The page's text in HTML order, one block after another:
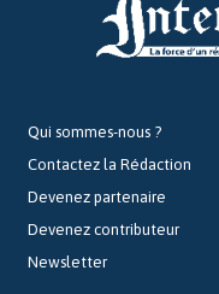
Qui sommes-nous ?
Contactez la Rédaction
Devenez partenaire
Devenez contributeur
Newsletter